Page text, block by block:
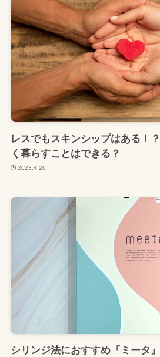
レスでもスキンシップはある！
く暮らすことはできる？
2023.4.26
シリンジ法におすすめ『ミータ